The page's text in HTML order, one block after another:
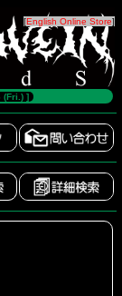
[English Online Store]
(Fri.) ]